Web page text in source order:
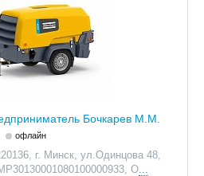
Бочкарев М.М.
офлайн
г. Минск, ул.Одинцова 48,
О...